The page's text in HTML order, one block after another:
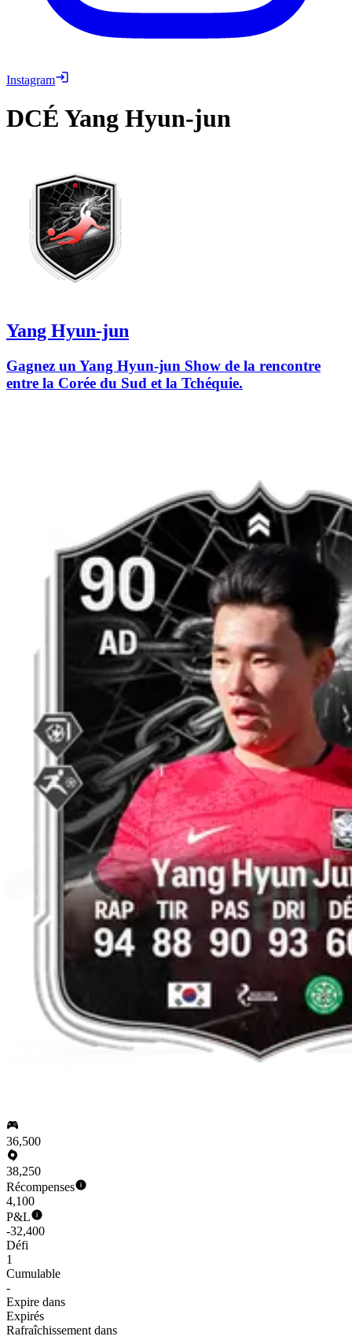
Instagram
DCÉ Yang Hyun-jun
Yang Hyun-jun
Gagnez un Yang Hyun-jun Show de la rencontre
entre la Corée du Sud et la Tchéquie.
36,500
38,250
Récompenses
4,100
P&L
-32,400
Défi
1
Cumulable
-
Expire dans
Expirés
Rafraîchissement dans